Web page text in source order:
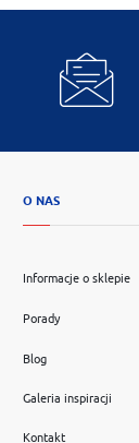
O NAS
Informacje o sklepie
Porady
Blog
Galeria inspiracji
Kontakt